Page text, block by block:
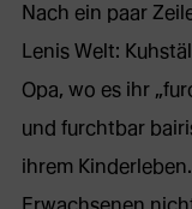
Nach ein paar
Lenis Welt:
Opa, wo es ihr
und furchtbar
ihrem